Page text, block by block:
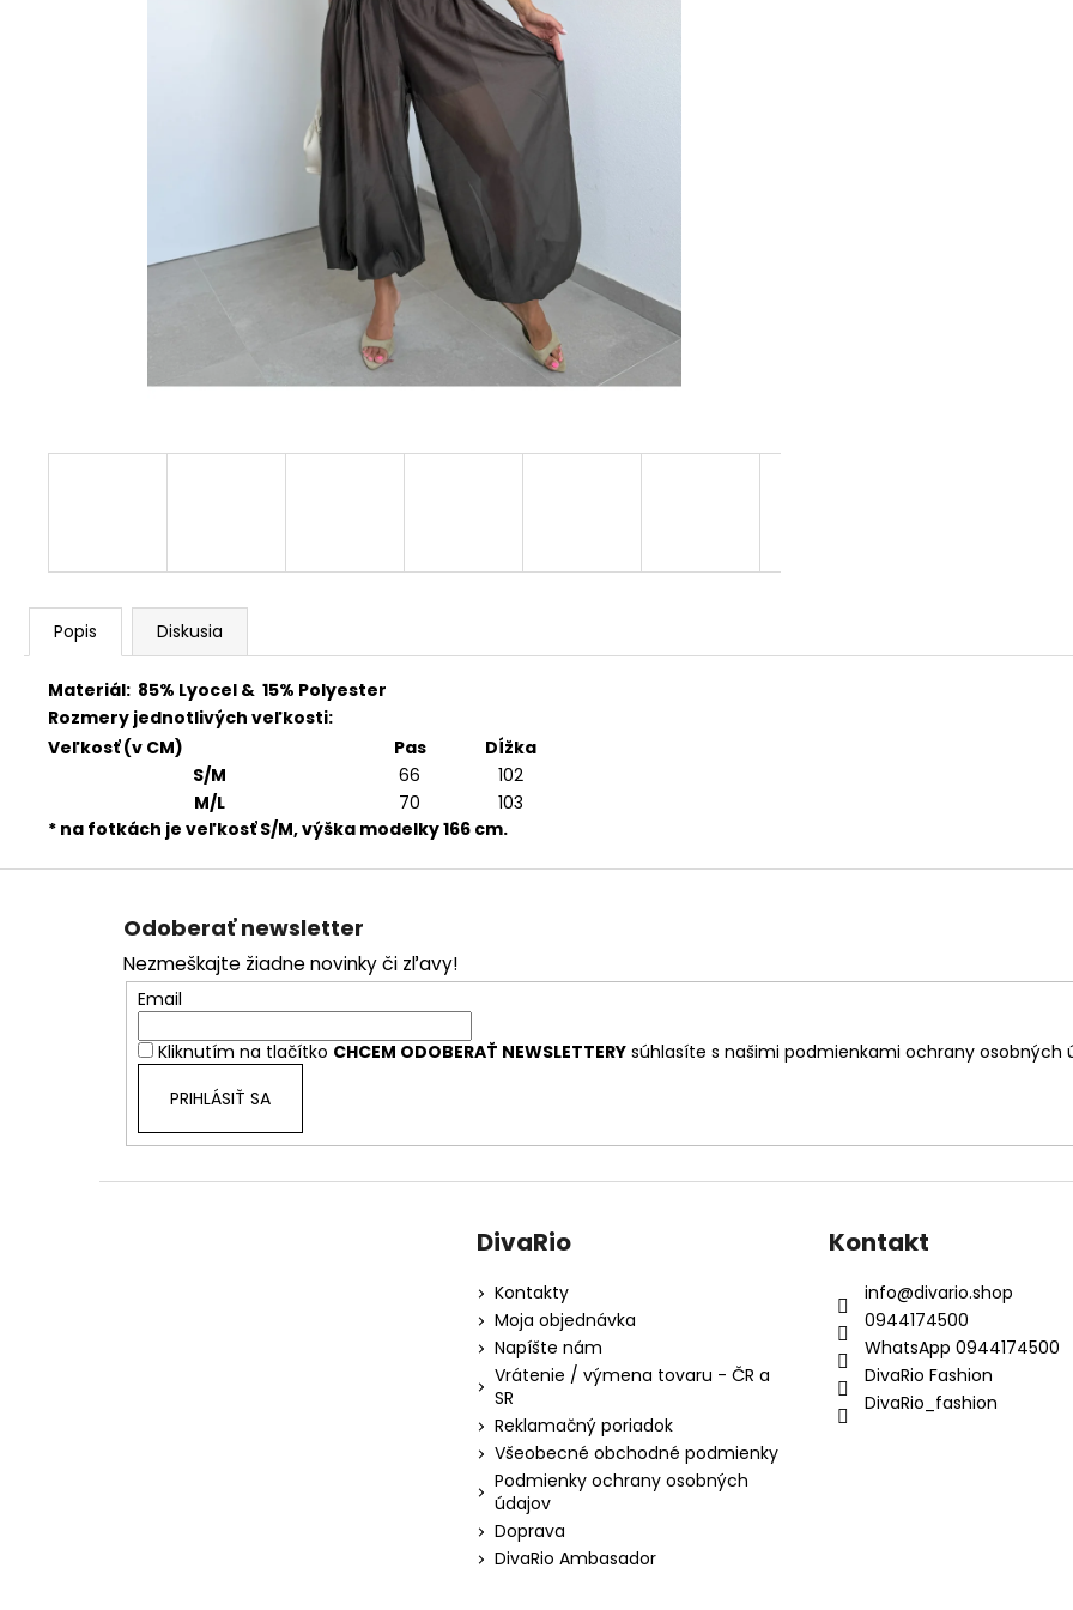
Popis Diskusia
Materiál: 85% Lyocel & 15% Polyester
Rozmery jednotlivých veľkosti:
Veľkosť (v CM)
Pas
Dĺžka
S/M
66
102
M/L
70
103
* na fotkách je veľkosť S/M, výška modelky 166 cm.
Z
Odoberať newsletter
Nezmeškajte žiadne novinky či zľavy!
Email
Kliknutím na tlačítko CHCEM ODOBERAŤ NEWSLETTERYsúhlasíte s našimi podmienkami ochrany osobných
PRIHLÁSIŤ SA
DivaRio
Kontakty
Moja objednávka
Napíšte nám
Vrátenie / výmena tovaru - ČR a
SR
Reklamačný poriadok
Všeobecné obchodné podmienky
Podmienky ochrany osobných
údajov
Doprava
DivaRio Ambasador
Kontakt
info@divario.shop
0944174500
WhatsApp 0944174500
DivaRio Fashion
DivaRio_fashion